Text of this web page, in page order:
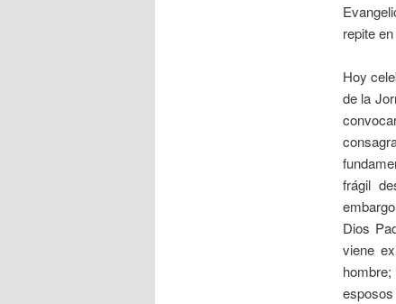
repite
Hoy
de la
frágil
Dios
viene